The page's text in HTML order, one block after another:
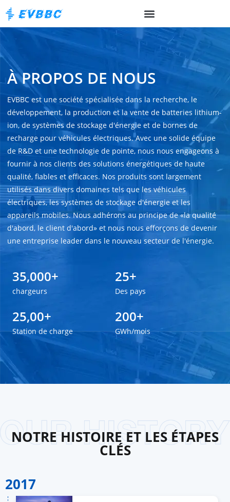
À PROPOS DE NOUS
EVBBC est une société spécialisée dans la recherche, le
développement, la production et la vente de batteries lithium-
ion, de systèmes de stockage d'énergie et de bornes de
recharge pour véhicules électriques. Avec une solide équipe
de R&D et une technologie de pointe, nous nous engageons à
fournir à nos clients des solutions énergétiques de haute
qualité, fiables et efficaces. Nos produits sont largement
utilisés dans divers domaines tels que les véhicules
électriques, les systèmes de stockage d'énergie et les
appareils mobiles. Nous adhérons au principe de «la qualité
d'abord, le client d'abord» et nous nous efforçons de devenir
une entreprise leader dans le nouveau secteur de l'énergie.
35,000+
chargeurs
25+
Des pays
25,00+
Station de charge
200+
GWh/mois
NOTRE HISTOIRE ET LES ÉTAPES
CLÉS
2017